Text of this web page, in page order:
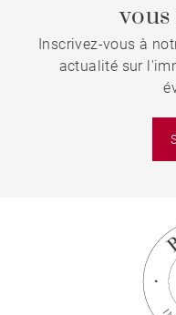
vous
Inscrivez-vous à
actualité sur